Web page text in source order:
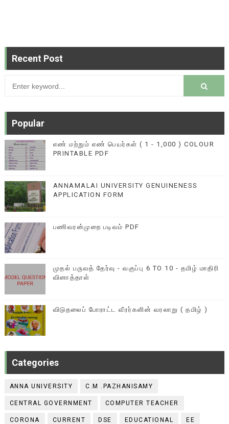
Recent Post
Popular
எண் மற்றும் எண் பெயர்கள் ( 1 - 1,000 ) COLOUR
PRINTABLE PDF
ANNAMALAI UNIVERSITY GENUINENESS
APPLICATION FORM
பணிவரன்முறை படிவம் PDF
முதல் பருவத் தேர்வு - வகுப்பு 6 TO 10 - தமிழ் மாதிரி
வினாத்தாள்
விடுதலைப் போராட்ட வீரர்களின் வரலாறு ( தமிழ் )
Categories
ANNA UNIVERSITY C.M .PAZHANISAMY
CENTRAL GOVERNMENT COMPUTER TEACHER
CORONA CURRENT DSE EDUCATIONAL EE